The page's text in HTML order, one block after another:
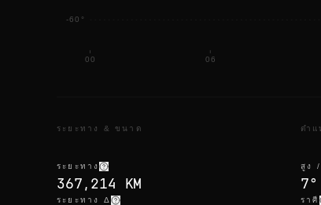
-60°
00 06
ระยะทาง & ขนาด
ระยะทาง
367,214 KM
ระยะทาง Δ
ตำแ
สูง
ราศี